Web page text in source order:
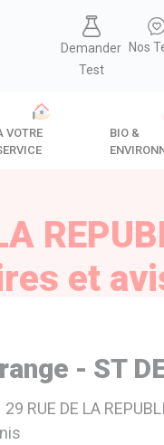
Demander
Test
Nos
VOTRE
BIO &
et
- ST
29 RUE DE LA